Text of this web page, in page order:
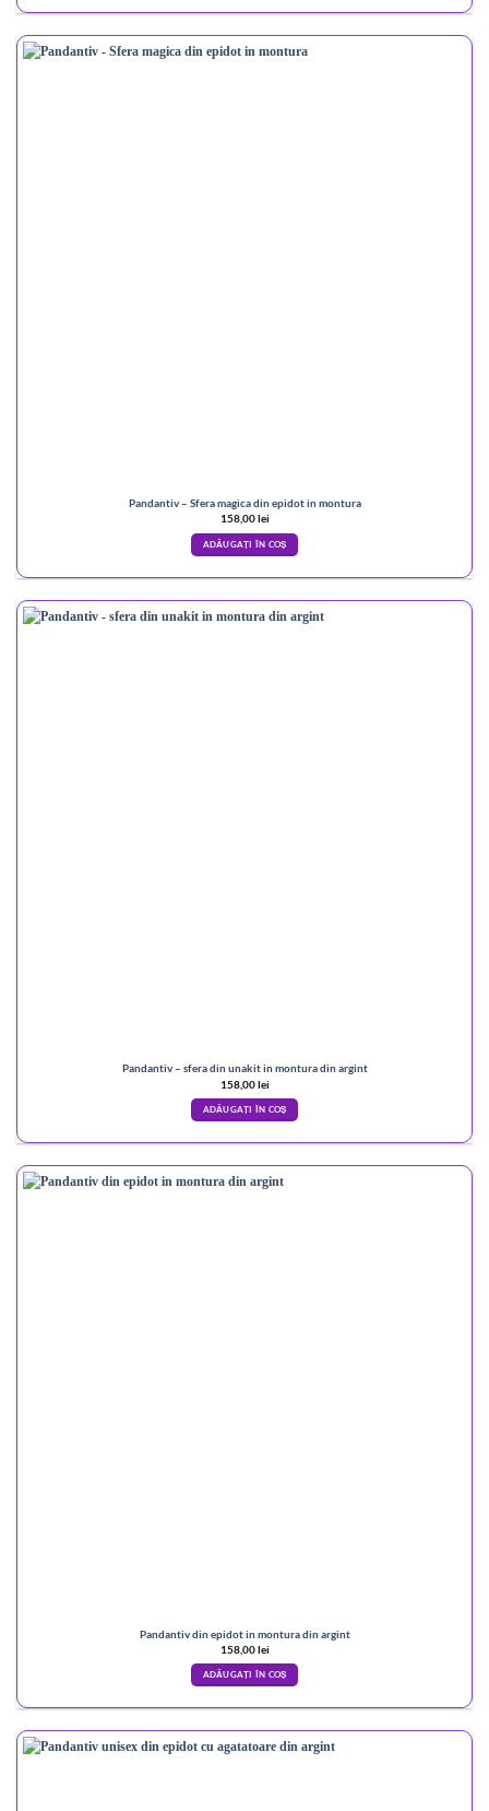
Pandantiv – Sfera magica din epidot in montura
158,00lei
ADĂUGAȚI ÎN COȘ
Pandantiv – sfera din unakit in montura din argint
158,00lei
ADĂUGAȚI ÎN COȘ
Pandantiv din epidot in montura din argint
158,00lei
ADĂUGAȚI ÎN COȘ